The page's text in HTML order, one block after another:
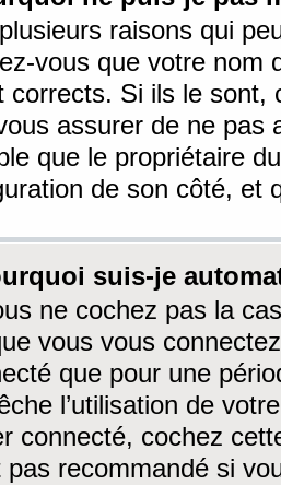
raisons qui
vous que votre nom
corrects. Si ils le sont,
assurer de ne pas
que le propriétaire
de son côté, et
suis-je
ne cochez pas la
vous vous
que pour une
l’utilisation de
connecté, cochez
pas recommandé si